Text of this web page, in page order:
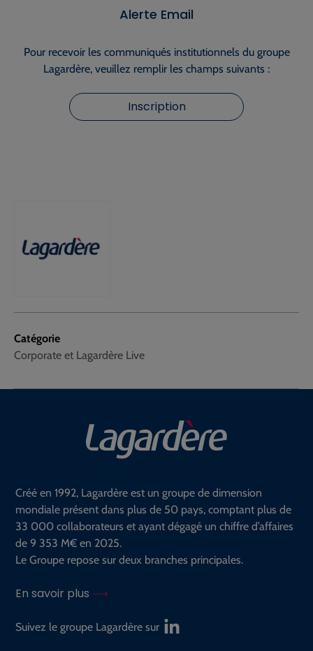
Catégorie
Corporate et Lagardère Live
Alerte Email
Pour recevoir les communiqués institutionnels du groupe
Lagardère, veuillez remplir les champs suivants :
Inscription
Créé en 1992, Lagardère est un groupe de dimension
mondiale présent dans plus de 50 pays, comptant plus de
33 000 collaborateurs et ayant dégagé un chiffre d’affaires
de 9 353 M€ en 2025.
Le Groupe repose sur deux branches principales.
En savoir plus
Suivez le groupe Lagardère sur